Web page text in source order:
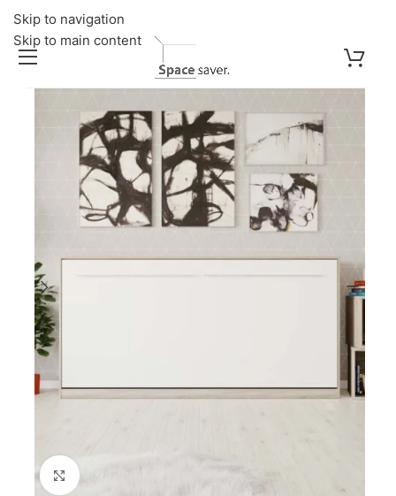
Skip to navigation
Skip to main content
Click to enlarge